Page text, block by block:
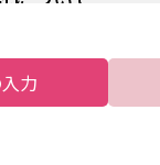
は、当該業務の
力